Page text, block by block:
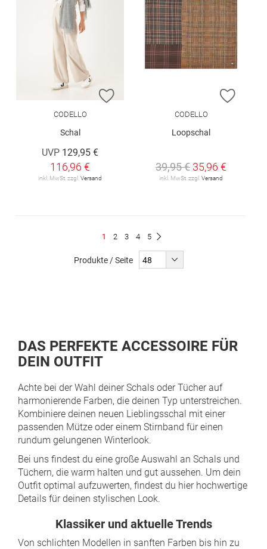
ZUR WUNSCHLISTE HINZUFÜGEN
CODELLO
Schal
UVP 129,95 €
116,96 €
inkl. MwSt. zzgl. Versand
ZUR
CODELLO
Loopschal
39,95 € 35,96 €
inkl. MwSt. zzgl. Versand
Du
1 Seite
2 Seite
3 Seite
4 Seite
5
Produkte / Seite
DAS PERFEKTE ACCESSOIRE FÜR
DEIN OUTFIT
Achte bei der Wahl deiner Schals oder Tücher auf
harmonierende Farben, die deinen Typ unterstreichen.
Kombiniere deinen neuen Lieblingsschal mit einer
passenden Mütze oder einem Stirnband für einen
rundum gelungenen Winterlook.
Bei uns findest du eine große Auswahl an Schals und
Tüchern, die warm halten und gut aussehen. Um dein
Outfit optimal aufzuwerten, findest du hier hochwertige
Details für deinen stylischen Look.
Klassiker und aktuelle Trends
Von schlichten Modellen in sanften Farben bis hin zu